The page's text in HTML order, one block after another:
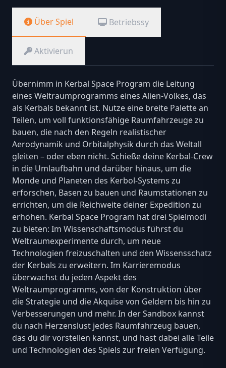
Über Spiel Betriebssy
Aktivierun
Übernimm in Kerbal Space Program die Leitung
eines Weltraumprogramms eines Alien-Volkes, das
als Kerbals bekannt ist. Nutze eine breite Palette an
Teilen, um voll funktionsfähige Raumfahrzeuge zu
bauen, die nach den Regeln realistischer
Aerodynamik und Orbitalphysik durch das Weltall
gleiten – oder eben nicht. Schieße deine Kerbal-Crew
in die Umlaufbahn und darüber hinaus, um die
Monde und Planeten des Kerbol-Systems zu
erforschen, Basen zu bauen und Raumstationen zu
errichten, um die Reichweite deiner Expedition zu
erhöhen. Kerbal Space Program hat drei Spielmodi
zu bieten: Im Wissenschaftsmodus führst du
Weltraumexperimente durch, um neue
Technologien freizuschalten und den Wissensschatz
der Kerbals zu erweitern. Im Karrieremodus
überwachst du jeden Aspekt des
Weltraumprogramms, von der Konstruktion über
die Strategie und die Akquise von Geldern bis hin zu
Verbesserungen und mehr. In der Sandbox kannst
du nach Herzenslust jedes Raumfahrzeug bauen,
das du dir vorstellen kannst, und hast dabei alle Teile
und Technologien des Spiels zur freien Verfügung.